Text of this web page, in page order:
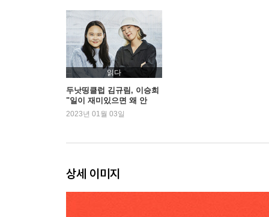
재택근무 : 변하는 환경에 잘 적응하고 있나요?
2장. 놀듯이 일하기
공간 : 생각과 행동에 변화를 주는 집은 어떤 모습
글쓰기 : 글쓰기의 쓸모를 믿나요?
기록 : 왜 아무것도 적지 않아요?
달리기 : 자신을 위해 뛰어본 적 있나요?
백수 : 백수가 되면 무엇을 하고 싶은가요?
소비 : 살까 말까 할 때 어떻게 하나요?
읽다
두낫띵클럽 김규림, 이승희
"일이 재미있으면 왜 안
돼?"
2023년 01월 03일
상세 이미지